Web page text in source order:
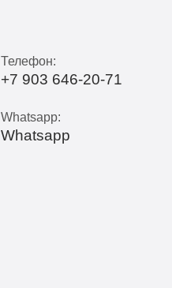
Телефон:
+7 903 646-20-71
Whatsapp:
Whatsapp